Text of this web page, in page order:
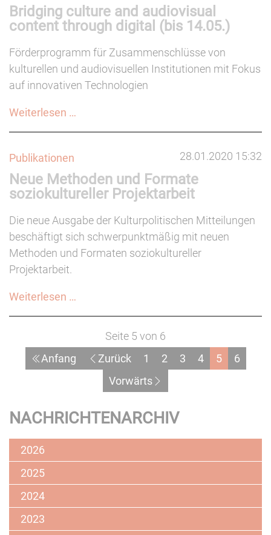
Vereine
Bridging culture and audiovisual
content through digital (bis 14.05.)
Förderprogramm für Zusammenschlüsse von
kulturellen und audiovisuellen Institutionen mit Fokus
auf innovativen Technologien
Weiterlesen …
content
through
(bis
14.05.)
28.01.2020 15:32
Publikationen
Neue Methoden und Formate
soziokultureller Projektarbeit
Die neue Ausgabe der Kulturpolitischen Mitteilungen
beschäftigt sich schwerpunktmäßig mit neuen
Methoden und Formaten soziokultureller
Projektarbeit.
Weiterlesen …
Formate
soziokultureller
Projektarbeit
Seite 5 von 6
Anfang
Zurück 1 2 3 4 5
6
Vorwärts
NACHRICHTENARCHIV
2026
2025
2024
2023